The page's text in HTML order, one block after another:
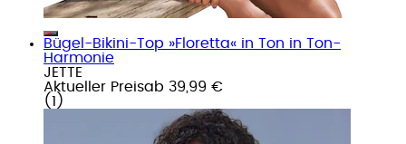
Bügel-Bikini-Top »Floretta« in Ton in Ton-
Harmonie
JETTE
Aktueller Preisab 39,99 €
( 1 )